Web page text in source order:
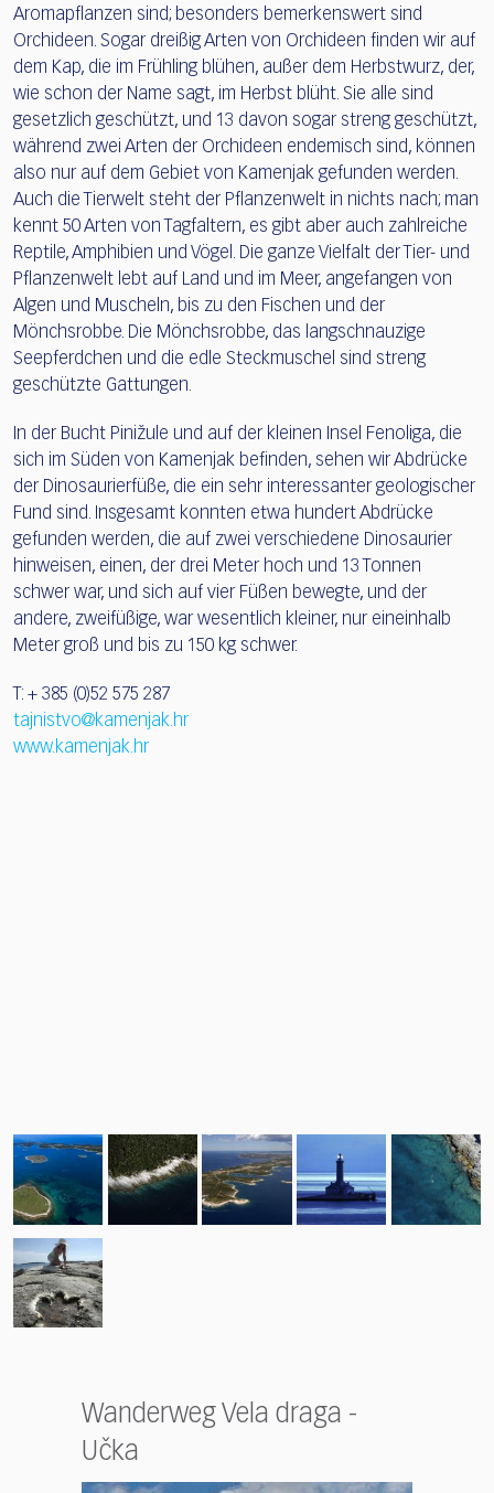
Aromapflanzen sind; besonders bemerkenswert sind
Orchideen. Sogar dreißig Arten von Orchideen finden wir auf
dem Kap, die im Frühling blühen, außer dem Herbstwurz, der,
wie schon der Name sagt, im Herbst blüht. Sie alle sind
gesetzlich geschützt, und 13 davon sogar streng geschützt,
während zwei Arten der Orchideen endemisch sind, können
also nur auf dem Gebiet von Kamenjak gefunden werden.
Auch die Tierwelt steht der Pflanzenwelt in nichts nach; man
kennt 50 Arten von Tagfaltern, es gibt aber auch zahlreiche
Reptile, Amphibien und Vögel. Die ganze Vielfalt der Tier- und
Pflanzenwelt lebt auf Land und im Meer, angefangen von
Algen und Muscheln, bis zu den Fischen und der
Mönchsrobbe. Die Mönchsrobbe, das langschnauzige
Seepferdchen und die edle Steckmuschel sind streng
geschützte Gattungen.
In der Bucht Pinižule und auf der kleinen Insel Fenoliga, die
sich im Süden von Kamenjak befinden, sehen wir Abdrücke
der Dinosaurierfüße, die ein sehr interessanter geologischer
Fund sind. Insgesamt konnten etwa hundert Abdrücke
gefunden werden, die auf zwei verschiedene Dinosaurier
hinweisen, einen, der drei Meter hoch und 13 Tonnen
schwer war, und sich auf vier Füßen bewegte, und der
andere, zweifüßige, war wesentlich kleiner, nur eineinhalb
Meter groß und bis zu 150 kg schwer.
T: + 385 (0)52 575 287
tajnistvo@kamenjak.hr
www.kamenjak.hr
Wanderweg Vela draga -
Učka